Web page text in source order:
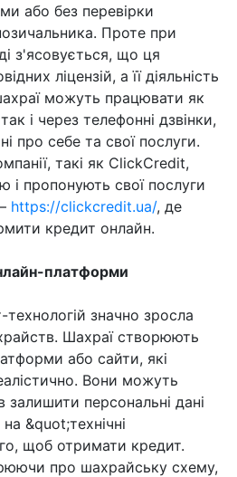
або без перевірки
Проте при
з'ясовується, що ця
ліцензій, а її діяльність
можуть працювати як
і через телефонні дзвінки,
про себе та свої послуги.
такі як ClickCredit,
і пропонують свої послуги
https://clickcredit.ua/, де
кредит онлайн.
платформи
значно зросла
Шахраї створюють
або сайти, які
Вони можуть
залишити персональні дані
&quot;технічні
щоб отримати кредит.
про шахрайську схему,